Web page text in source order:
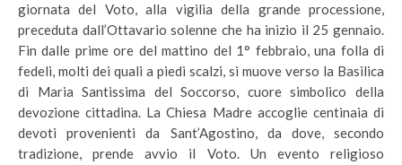
giornata del Voto, alla vigilia della grande processione,
preceduta dall’Ottavario solenne che ha inizio il 25 gennaio.
Fin dalle prime ore del mattino del 1° febbraio, una folla di
fedeli, molti dei quali a piedi scalzi, si muove verso la Basilica
di Maria Santissima del Soccorso, cuore simbolico della
devozione cittadina. La Chiesa Madre accoglie centinaia di
devoti provenienti da Sant’Agostino, da dove, secondo
tradizione, prende avvio il Voto. Un evento religioso